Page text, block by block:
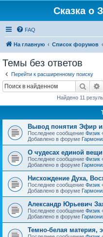
Сказка о
FAQ
На главную Список форумов
Темы без ответов
Перейти к расширенному поиску
Поиск
Найдено 11
Вывод понятия Эфир
Последнее сообщение Физик
Добавлено в форуме
О чудесах единой вещи
Последнее сообщение Физик
Добавлено в форуме
Нисхождение Духа,
Последнее сообщение Физик
Добавлено в форуме
Александр Юрьевич
Последнее сообщение Физик
Добавлено в форуме
Темно-белая материя,